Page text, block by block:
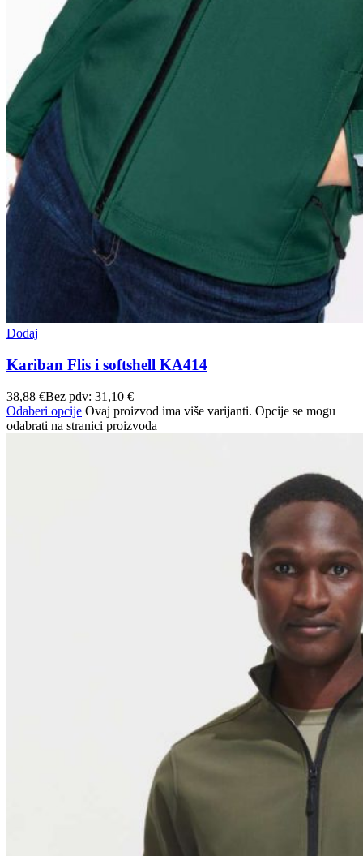
Dodaj
Kariban Flis i softshell KA414
38,88 €Bez pdv: 31,10 €
Odaberi opcije Ovaj proizvod ima više varijanti. Opcije se mogu
odabrati na stranici proizvoda